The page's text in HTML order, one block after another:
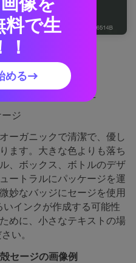
#BFAF8E #8FA58D
、バランスの取れた
ジ
ーガニックで清潔で、優し
ます。大きな色よりも落ち
、ボックス、ボトルのデザ
ートラルにパッケージを運
妙なバッジにセージを使用
いインクが作成する可能性
めに、小さなテキストの場
い。
セージの画像例
料で生
！
める→